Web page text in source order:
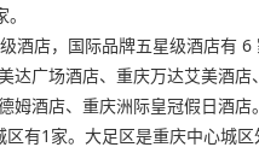
酒店，国际品牌五星级酒店有 6
达广场酒店、重庆万达艾美酒
姆酒店、重庆洲际皇冠假日酒店
区有1家。大足区是重庆中心城